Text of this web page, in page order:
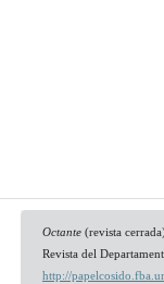
Octante (revista
Revista del
http://